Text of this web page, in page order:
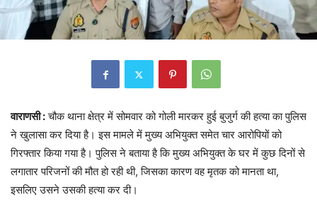
वाराणसी :चौक थाना क्षेत्र में सोमवार को गोली मारकर हुई बुजुर्ग की हत्या का पुलिस
ने खुलासा कर दिया है। इस मामले में मुख्य अभियुक्त समेत चार आरोपियों को
गिरफ्तार किया गया है। पुलिस ने बताया है कि मुख्य अभियुक्त के घर में कुछ दिनों से
लगातार परिजनों की मौत हो रही थी, जिसका कारण वह मृतक को मानता था,
इसलिए उसने उसकी हत्या कर दी।